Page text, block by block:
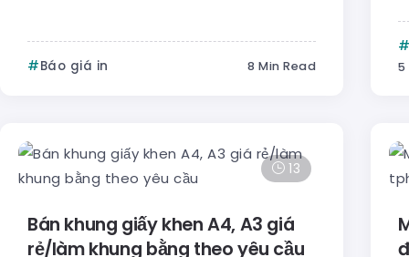
Báo giá in 8 Min Read 5
13
Bán khung giấy khen A4, A3 giá
rẻ/làm khung bằng theo yêu cầu